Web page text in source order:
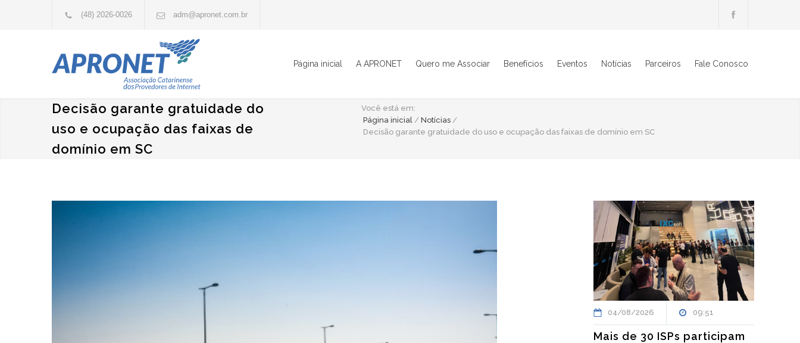
(48) 2026-0026 adm@apronet.com.br
Página inicial A APRONET Quero me Associar Benefícios Eventos Notícias Parceiros Fale Conosco
Decisão garante gratuidade do
uso e ocupação das faixas de
domínio em SC
Você está em:
Página inicial / Notícias /
Decisão garante gratuidade do uso e ocupação das faixas de domínio em SC
04/08/2026 09:51
Mais de 30 ISPs participam